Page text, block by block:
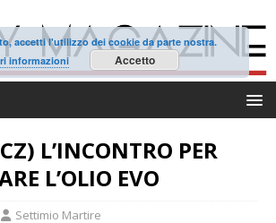
L’INCONTRO PER
L’OLIO EVO
Settimio Martire
accetti l'utilizzo dei cookie da parte nostra.
informazioni
Accetto